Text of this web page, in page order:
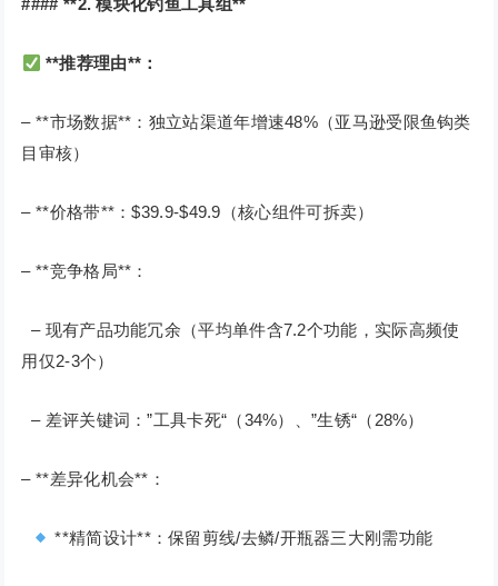
#### **2. 模块化钓鱼工具组**
**推荐理由**：
– **市场数据**：独立站渠道年增速48%（亚马逊受限鱼钩类
目审核）
– **价格带**：$39.9-$49.9（核心组件可拆卖）
– **竞争格局**：
– 现有产品功能冗余（平均单件含7.2个功能，实际高频使
用仅2-3个）
– 差评关键词：”工具卡死“（34%）、”生锈“（28%）
– **差异化机会**：
**精简设计**：保留剪线/去鳞/开瓶器三大刚需功能